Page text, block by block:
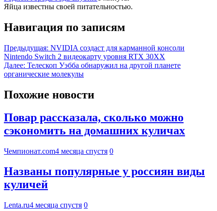
Яйца известны своей питательностью.
Навигация по записям
Предыдущая: NVIDIA создаст для карманной консоли
Nintendo Switch 2 видеокарту уровня RTX 30XX
Далее: Телескоп Уэбба обнаружил на другой планете
органические молекулы
Похожие новости
Повар рассказала, сколько можно
сэкономить на домашних куличах
Чемпионат.com4 месяца спустя 0
Названы популярные у россиян виды
куличей
Lenta.ru4 месяца спустя 0